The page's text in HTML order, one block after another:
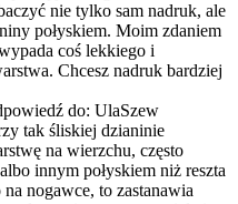
nie tylko sam nadruk, ale
połyskiem. Moim zdaniem
coś lekkiego i
Chcesz nadruk bardziej
do: UlaSzew
tak śliskiej dzianinie
na wierzchu, często
innym połyskiem niż reszta
nogawce, to zastanawia